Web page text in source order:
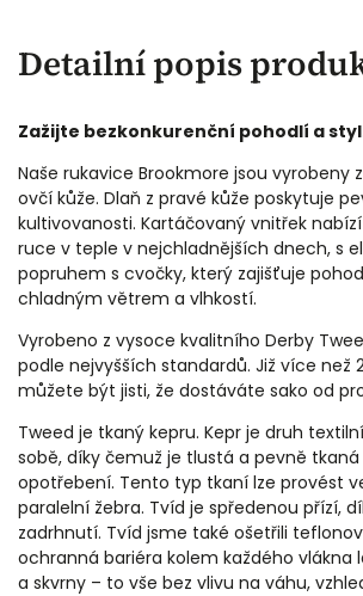
Detailní popis
Zažijte bezkonkurenční pohodlí a
Naše rukavice Brookmore jsou vyrobeny
ovčí kůže. Dlaň z pravé kůže poskytuje
kultivovanosti. Kartáčovaný vnitřek
ruce v teple v nejchladnějších dnech, s
popruhem s cvočky, který zajišťuje
chladným větrem a vlhkostí.
Vyrobeno z vysoce kvalitního Derby
podle nejvyšších standardů. Již více
můžete být jisti, že dostáváte sako od
Tweed je tkaný kepru. Kepr je druh
sobě, díky čemuž je tlustá a pevně
opotřebení. Tento typ tkaní lze provést
paralelní žebra. Tvíd je spředenou přízí,
zadrhnutí. Tvíd jsme také ošetřili
ochranná bariéra kolem každého
a skvrny – to vše bez vlivu na váhu,